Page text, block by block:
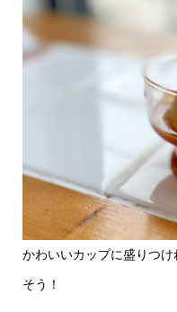
かわいいカップに盛りつ
そう！